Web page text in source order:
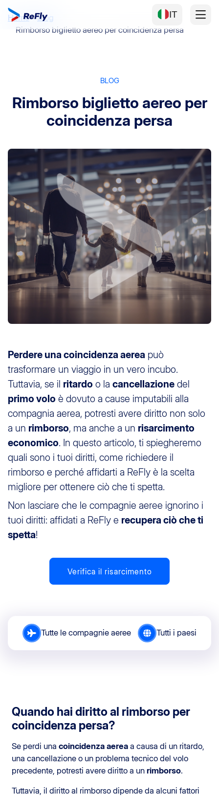
IT
Home
Blog
Rimborso biglietto aereo per coincidenza persa
BLOG
Rimborso biglietto aereo per
coincidenza persa
Perdere una coincidenza aerea può
trasformare un viaggio in un vero incubo.
Tuttavia, se il ritardo o la cancellazione del
primo volo è dovuto a cause imputabili alla
compagnia aerea, potresti avere diritto non solo
a un rimborso, ma anche a un risarcimento
economico. In questo articolo, ti spiegheremo
quali sono i tuoi diritti, come richiedere il
rimborso e perché affidarti a ReFly è la scelta
migliore per ottenere ciò che ti spetta.
Non lasciare che le compagnie aeree ignorino i
tuoi diritti: affidati a ReFly e recupera ciò che ti
spetta!
Verifica il risarcimento
Tutte le compagnie aeree Tutti i paesi
Quando hai diritto al rimborso per
coincidenza persa?
Se perdi una coincidenza aerea a causa di un ritardo,
una cancellazione o un problema tecnico del volo
precedente, potresti avere diritto a un rimborso.
Tuttavia, il diritto al rimborso dipende da alcuni fattori